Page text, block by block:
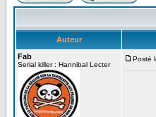
Auteur
Fab
Serial killer : Hannibal Lecter
Posté